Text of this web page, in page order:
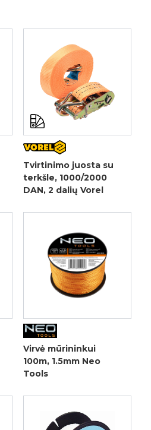
Tvirtinimo juosta su
terkšle, 1000/2000
DAN, 2 dalių Vorel
Virvė mūrininkui
100m, 1.5mm Neo
Tools